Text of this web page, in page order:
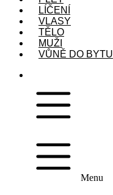
LÍČENÍ
VLASY
TĚLO
MUŽI
VŮNĚ DO BYTU
Menu